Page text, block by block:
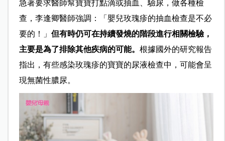
急著要求醫師幫寶寶打點滴或抽血、驗尿，做各種檢
查，李逢卿醫師強調：「嬰兒玫瑰疹的抽血檢查是不必
要的！」 但有時仍可在持續發燒的階段進行相關檢驗，
主要是為了排除其他疾病的可能。 根據國外的研究報告
指出，有些感染玫瑰疹的寶寶的尿液檢查中，可能會呈
現無菌性膿尿。